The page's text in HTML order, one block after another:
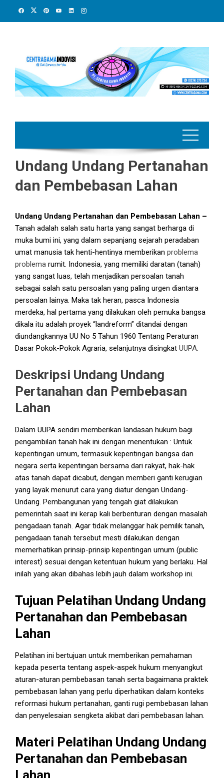
Undang Undang Pertanahan
dan Pembebasan Lahan
Undang Undang Pertanahan dan Pembebasan Lahan –
Tanah adalah salah satu harta yang sangat berharga di
muka bumi ini, yang dalam sepanjang sejarah peradaban
umat manusia tak henti-hentinya memberikan problema
problema rumit. Indonesia, yang memiliki daratan (tanah)
yang sangat luas, telah menjadikan persoalan tanah
sebagai salah satu persoalan yang paling urgen diantara
persoalan lainya. Maka tak heran, pasca Indonesia
merdeka, hal pertama yang dilakukan oleh pemuka bangsa
dikala itu adalah proyek “landreform” ditandai dengan
diundangkannya UU No 5 Tahun 1960 Tentang Peraturan
Dasar Pokok-Pokok Agraria, selanjutnya disingkat UUPA.
Deskripsi Undang Undang
Pertanahan dan Pembebasan
Lahan
Dalam UUPA sendiri memberikan landasan hukum bagi
pengambilan tanah hak ini dengan menentukan : Untuk
kepentingan umum, termasuk kepentingan bangsa dan
negara serta kepentingan bersama dari rakyat, hak-hak
atas tanah dapat dicabut, dengan memberi ganti kerugian
yang layak menurut cara yang diatur dengan Undang-
Undang. Pembangunan yang tengah giat dilakukan
pemerintah saat ini kerap kali berbenturan dengan masalah
pengadaan tanah. Agar tidak melanggar hak pemilik tanah,
pengadaan tanah tersebut mesti dilakukan dengan
memerhatikan prinsip-prinsip kepentingan umum (public
interest) sesuai dengan ketentuan hukum yang berlaku. Hal
inilah yang akan dibahas lebih jauh dalam workshop ini.
Tujuan Pelatihan Undang Undang
Pertanahan dan Pembebasan
Lahan
Pelatihan ini bertujuan untuk memberikan pemahaman
kepada peserta tentang aspek-aspek hukum menyangkut
aturan-aturan pembebasan tanah serta bagaimana praktek
pembebasan lahan yang perlu diperhatikan dalam konteks
reformasi hukum pertanahan, ganti rugi pembebasan lahan
dan penyelesaian sengketa akibat dari pembebasan lahan.
Materi Pelatihan Undang Undang
Pertanahan dan Pembebasan
Lahan